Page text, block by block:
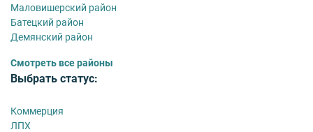
Маловишерский район
Батецкий район
Демянский район
Смотреть все районы
Выбрать статус:
Коммерция
ЛПХ